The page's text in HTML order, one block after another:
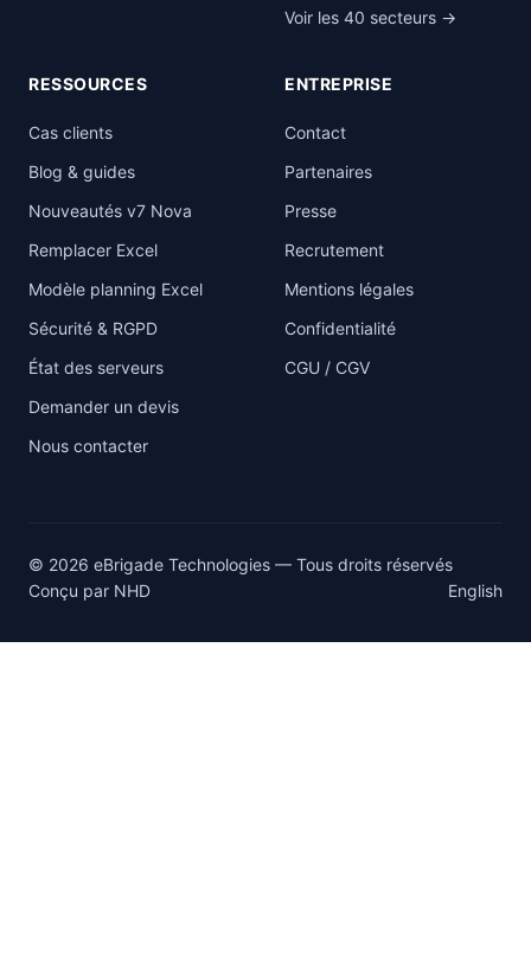
Voir les 40 secteurs →
RESSOURCES
Cas clients
Blog & guides
Nouveautés v7 Nova
Remplacer Excel
Modèle planning Excel
Sécurité & RGPD
État des serveurs
Demander un devis
Nous contacter
ENTREPRISE
Contact
Partenaires
Presse
Recrutement
Mentions légales
Confidentialité
CGU / CGV
© 2026 eBrigade Technologies — Tous droits réservés
Conçu par NHD English